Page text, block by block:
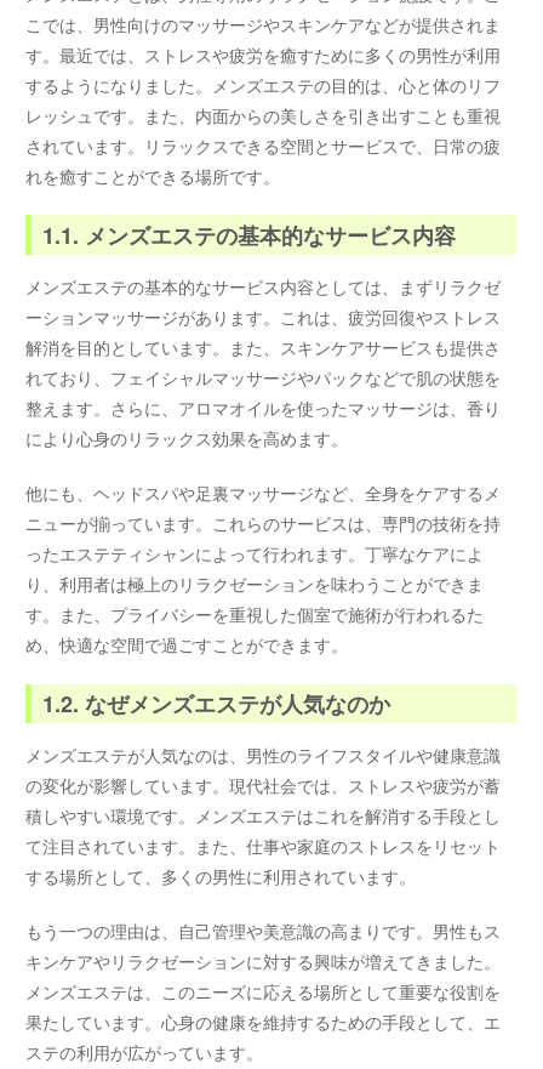
こでは、男性向けのマッサージやスキンケアなどが提供されま
す。最近では、ストレスや疲労を癒すために多くの男性が利用
するようになりました。メンズエステの目的は、心と体のリフ
レッシュです。また、内面からの美しさを引き出すことも重視
されています。リラックスできる空間とサービスで、日常の疲
れを癒すことができる場所です。
1.1. メンズエステの基本的なサービス内容
メンズエステの基本的なサービス内容としては、まずリラクゼ
ーションマッサージがあります。これは、疲労回復やストレス
解消を目的としています。また、スキンケアサービスも提供さ
れており、フェイシャルマッサージやパックなどで肌の状態を
整えます。さらに、アロマオイルを使ったマッサージは、香り
により心身のリラックス効果を高めます。
他にも、ヘッドスパや足裏マッサージなど、全身をケアするメ
ニューが揃っています。これらのサービスは、専門の技術を持
ったエステティシャンによって行われます。丁寧なケアによ
り、利用者は極上のリラクゼーションを味わうことができま
す。また、プライバシーを重視した個室で施術が行われるた
め、快適な空間で過ごすことができます。
1.2. なぜメンズエステが人気なのか
メンズエステが人気なのは、男性のライフスタイルや健康意識
の変化が影響しています。現代社会では、ストレスや疲労が蓄
積しやすい環境です。メンズエステはこれを解消する手段とし
て注目されています。また、仕事や家庭のストレスをリセット
する場所として、多くの男性に利用されています。
もう一つの理由は、自己管理や美意識の高まりです。男性もス
キンケアやリラクゼーションに対する興味が増えてきました。
メンズエステは、このニーズに応える場所として重要な役割を
果たしています。心身の健康を維持するための手段として、エ
ステの利用が広がっています。